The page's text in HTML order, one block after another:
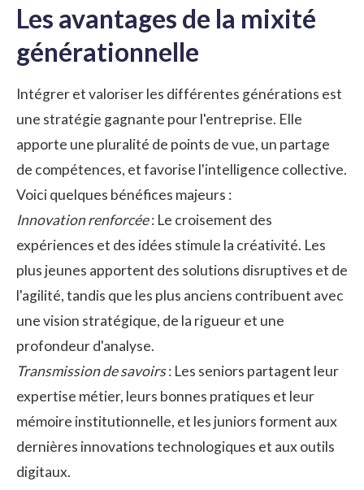
Les avantages de la mixité
générationnelle
Intégrer et valoriser les différentes générations est
une stratégie gagnante pour l'entreprise. Elle
apporte une pluralité de points de vue, un partage
de compétences, et favorise l'intelligence collective.
Voici quelques bénéfices majeurs :
Innovation renforcée: Le croisement des
expériences et des idées stimule la créativité. Les
plus jeunes apportent des solutions disruptives et de
l'agilité, tandis que les plus anciens contribuent avec
une vision stratégique, de la rigueur et une
profondeur d'analyse.
Transmission de savoirs: Les seniors partagent leur
expertise métier, leurs bonnes pratiques et leur
mémoire institutionnelle, et les juniors forment aux
dernières innovations technologiques et aux outils
digitaux.